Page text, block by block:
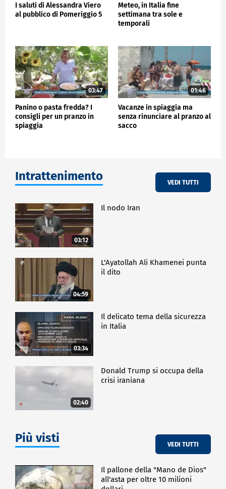
I saluti di Alessandra Viero
al pubblico di Pomeriggio 5
Meteo, in Italia fine
settimana tra sole e
temporali
03:47
Panino o pasta fredda? I
consigli per un pranzo in
spiaggia
01:46
Vacanze in spiaggia ma
senza rinunciare al pranzo al
sacco
Intrattenimento VEDI TUTTI
03:12
Il nodo Iran
04:59
L'Ayatollah Ali Khamenei punta
il dito
03:34
Il delicato tema della sicurezza
in Italia
02:40
Donald Trump si occupa della
crisi iraniana
Più visti VEDI TUTTI
Il pallone della "Mano de Dios"
all'asta per oltre 10 milioni